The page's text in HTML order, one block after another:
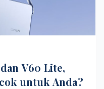
V60 Lite,
untuk Anda?